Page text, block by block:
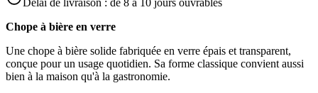
Délai de livraison : de 8 à 10 jours ouvrables
Chope à bière en verre
Une chope à bière solide fabriquée en verre épais et transparent,
conçue pour un usage quotidien. Sa forme classique convient aussi
bien à la maison qu'à la gastronomie.